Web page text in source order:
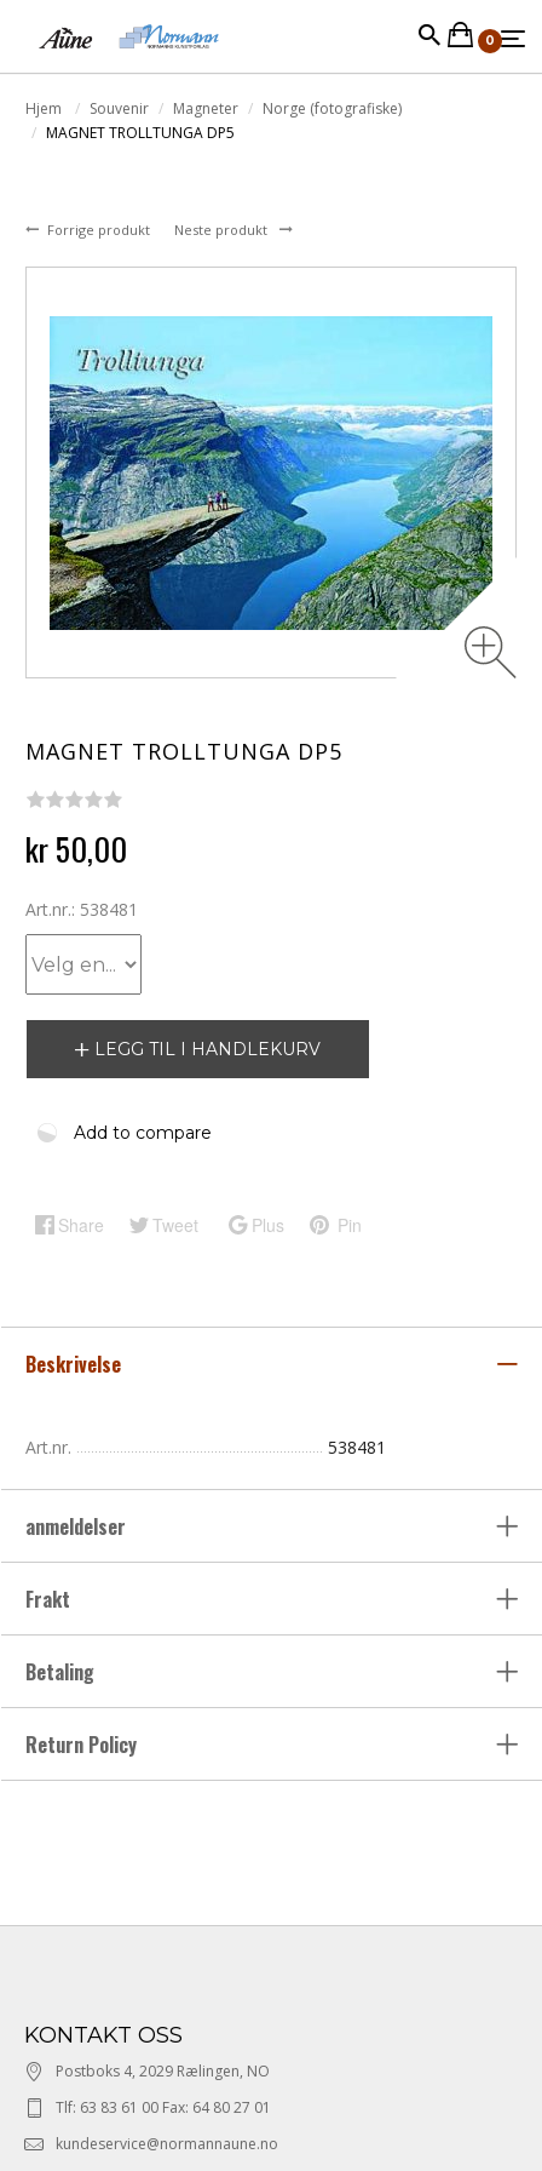
0
Hjem Souvenir Magneter
Norge (fotografiske)
MAGNET TROLLTUNGA DP5
Forrige produkt Neste produkt
MAGNET TROLLTUNGA DP5
kr 50,00
Art.nr.: 538481
LEGG TIL I HANDLEKURV
Add to compare
Share Tweet Plus Pin
Beskrivelse
Art.nr. 538481
anmeldelser
Frakt
Betaling
Return Policy
KONTAKT OSS
Postboks 4, 2029 Rælingen, NO
Tlf: 63 83 61 00 Fax: 64 80 27 01
kundeservice@normannaune.no